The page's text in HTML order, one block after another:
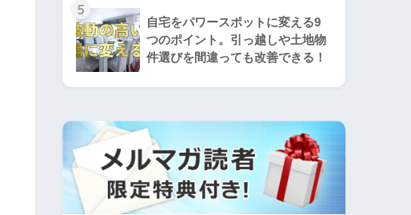
5
自宅をパワースポットに変える9
つのポイント。引っ越しや土地物
件選びを間違っても改善できる！